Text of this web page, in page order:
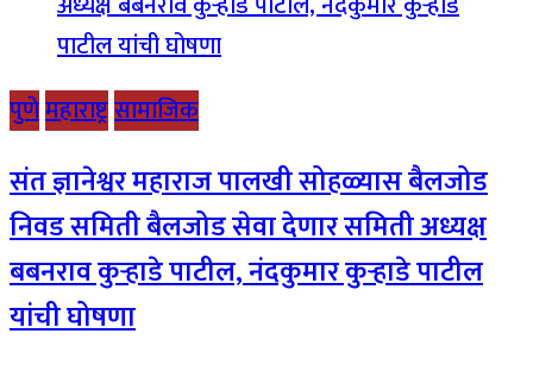
पुणेमहाराष्ट्रसामाजिक
संत ज्ञानेश्वर महाराज पालखी सोहळ्यास बैलजोड
निवड समिती बैलजोड सेवा देणार समिती अध्यक्ष
बबनराव कुऱ्हाडे पाटील, नंदकुमार कुऱ्हाडे पाटील
यांची घोषणा